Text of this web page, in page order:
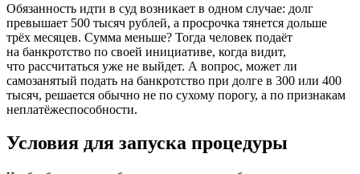
Обязанность идти в суд возникает в одном случае: долг
превышает 500 тысяч рублей, а просрочка тянется дольше
трёх месяцев. Сумма меньше? Тогда человек подаёт
на банкротство по своей инициативе, когда видит,
что рассчитаться уже не выйдет. А вопрос, может ли
самозанятый подать на банкротство при долге в 300 или 400
тысяч, решается обычно не по сухому порогу, а по признакам
неплатёжеспособности.
Условия для запуска процедуры